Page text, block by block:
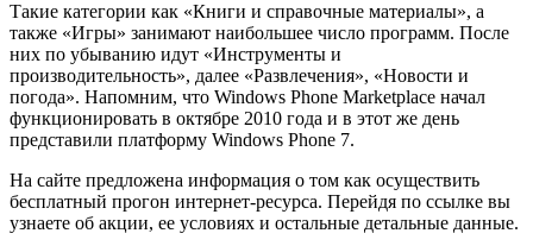
Такие категории как «Книги и справочные материалы», а
также «Игры» занимают наибольшее число программ. После
них по убыванию идут «Инструменты и
производительность», далее «Развлечения», «Новости и
погода». Напомним, что Windows Phone Marketplace начал
функционировать в октябре 2010 года и в этот же день
представили платформу Windows Phone 7.
На сайте предложена информация о том как осуществить
бесплатный прогон интернет-ресурса. Перейдя по ссылке вы
узнаете об акции, ее условиях и остальные детальные данные.